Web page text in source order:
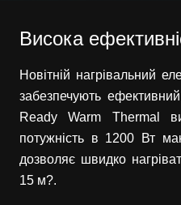
Висока
Новітній нагрівальний
забезпечують ефективний
Ready Warm Thermal
потужність в 1200 Вт
дозволяє швидко
15 м?.